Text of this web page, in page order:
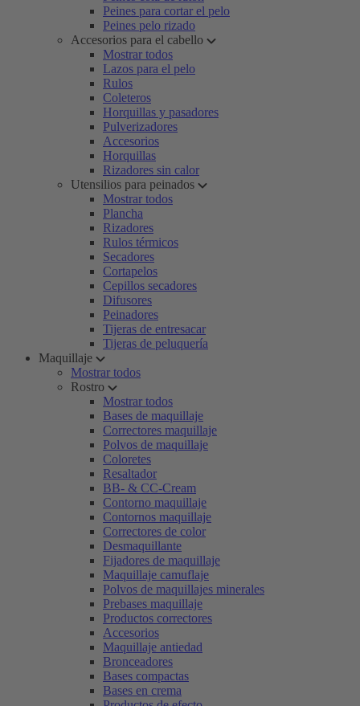
Peines para cortar el pelo
Peines pelo rizado
Accesorios para el cabello
Mostrar todos
Lazos para el pelo
Rulos
Coleteros
Horquillas y pasadores
Pulverizadores
Accesorios
Horquillas
Rizadores sin calor
Utensilios para peinados
Mostrar todos
Plancha
Rizadores
Rulos térmicos
Secadores
Cortapelos
Cepillos secadores
Difusores
Peinadores
Tijeras de entresacar
Tijeras de peluquería
Maquillaje
Mostrar todos
Rostro
Mostrar todos
Bases de maquillaje
Correctores maquillaje
Polvos de maquillaje
Coloretes
Resaltador
BB- & CC-Cream
Contorno maquillaje
Contornos maquillaje
Correctores de color
Desmaquillante
Fijadores de maquillaje
Maquillaje camuflaje
Polvos de maquillajes minerales
Prebases maquillaje
Productos correctores
Accesorios
Maquillaje antiedad
Bronceadores
Bases compactas
Bases en crema